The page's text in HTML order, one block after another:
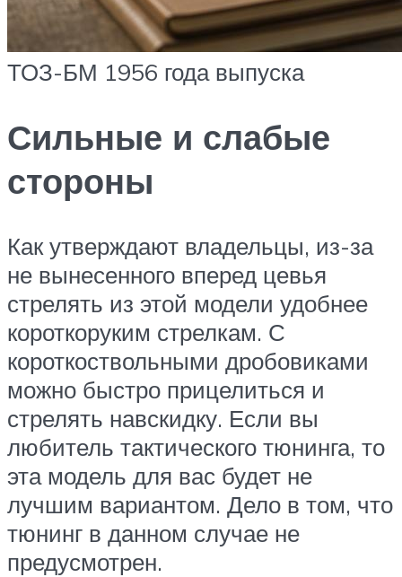
ТОЗ-БМ 1956 года выпуска
Сильные и слабые
стороны
Как утверждают владельцы, из-за
не вынесенного вперед цевья
стрелять из этой модели удобнее
короткоруким стрелкам. С
короткоствольными дробовиками
можно быстро прицелиться и
стрелять навскидку. Если вы
любитель тактического тюнинга, то
эта модель для вас будет не
лучшим вариантом. Дело в том, что
тюнинг в данном случае не
предусмотрен.